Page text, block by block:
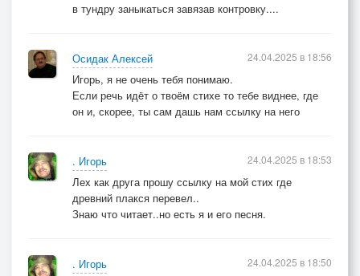
в тундру заныкаться завязав контровку....
Осидак Алексей
Игорь, я не очень тебя понимаю.
Если речь идëт о твоëм стихе то тебе виднее, где
он и, скорее, ты сам дашь нам ссылку на него
24.04.2025 в 18:56
. Игорь
Лех как друга прошу ссылку на мой стих где
древний плакся перевел..
Знаю что читает..но есть я и его песня.
24.04.2025 в 18:53
. Игорь
24.04.2025 в 18:50